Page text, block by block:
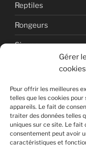
Gérer
cookies
Pour offrir les meilleures
telles que les cookies
appareils. Le fait de
traiter des données telles
uniques sur ce site. Le fait
consentement peut avoir
caractéristiques et
Reptiles
Rongeurs
Singes
Volcan